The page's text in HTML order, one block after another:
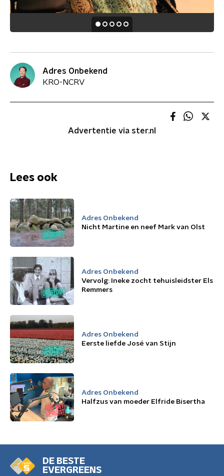
Adres Onbekend
KRO-NCRV
Advertentie via ster.nl
Lees ook
Adres Onbekend
Nicht Martine en neef Mark van Olst
Adres Onbekend
Vervolg: Ineke zocht tehuisleidster Els
Remmers
Adres Onbekend
Eerste liefde José van Stijn
Adres Onbekend
Halfzus van moeder Elfride Bisertha
DE BESTE
EVERGREENS